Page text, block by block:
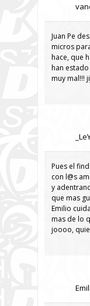
Juan Pe
micros
hace, que
han
muy mal!!!
Pues el
con l@s
y
que mas
Emilio
mas de lo
joooo,